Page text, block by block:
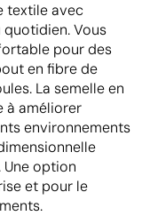
textile avec
Vous
pour des
en fibre de
La semelle en
à améliorer
environnements
option
et pour le